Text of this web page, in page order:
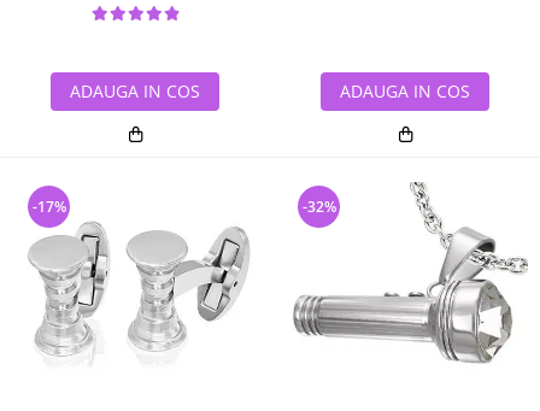
ADAUGA IN COS ADAUGA IN COS
-17% -32%